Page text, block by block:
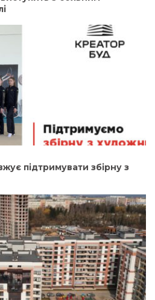
підтримувати збірну з